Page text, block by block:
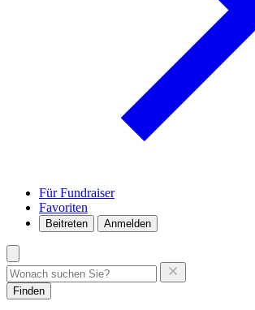
Für Fundraiser
Favoriten
Beitreten Anmelden
Finden